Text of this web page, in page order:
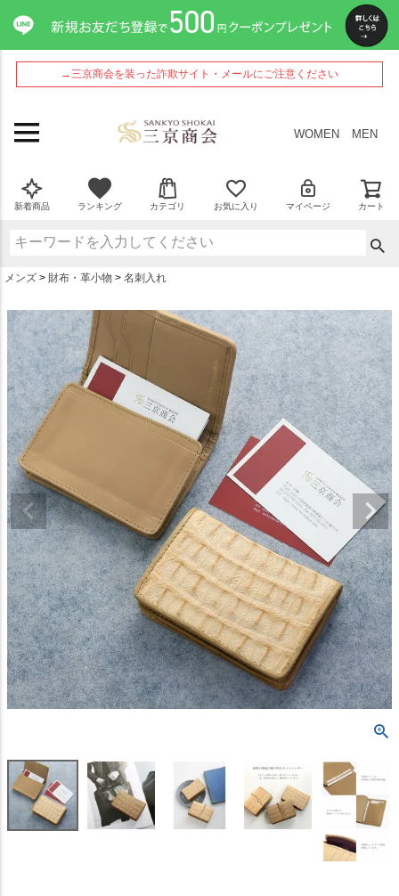
→三京商会を装った詐欺サイト・メールにご注意ください
WOMEN MEN
新着商品 ランキング カテゴリ お気に入り マイページ カート
メンズ 財布・革小物 名刺入れ
ペー
ジト
ップ
へ